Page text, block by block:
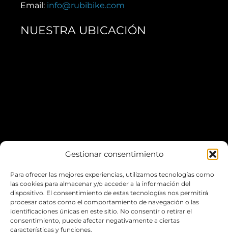
Gestionar consentimiento
Para ofrecer las mejores experiencias, utilizamos tecnologías como
las cookies para almacenar y/o acceder a la información del
dispositivo. El consentimiento de estas tecnologías nos permitirá
procesar datos como el comportamiento de navegación o las
identificaciones únicas en este sitio. No consentir o retirar el
consentimiento, puede afectar negativamente a ciertas
características y funciones.
Email: info@rubibike.com
NUESTRA UBICACIÓN
*Puedes aparcar fácilmente en elEscardivol
LA WEB
POLÍTICA DE COOKIES